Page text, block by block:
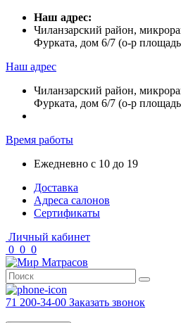
Наш адрес:
Чиланзарский район,
Фурката, дом 6/7 (о-р
Наш адрес
Чиланзарский район,
Фурката, дом 6/7 (о-р
Время работы
Ежедневно с 10 до 19
Доставка
Адреса салонов
Сертификаты
Личный кабинет
0 0 0
71 200-34-00 Заказать звонок